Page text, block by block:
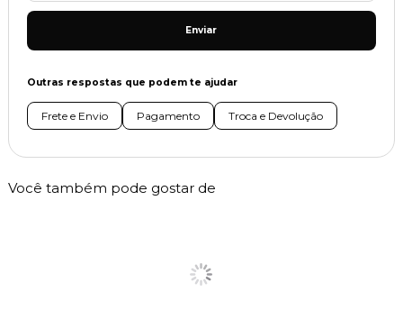
Enviar
Outras respostas que podem te ajudar
Frete e Envio Pagamento Troca e Devolução
Você também pode gostar de